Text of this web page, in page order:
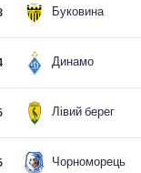
Буковина
Динамо
Лівий берег
Чорноморець